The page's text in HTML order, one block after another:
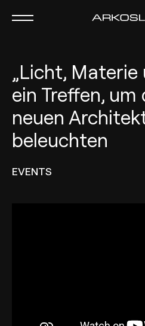
„Licht, Materie
ein Treffen, um
neuen
beleuchten
EVENTS